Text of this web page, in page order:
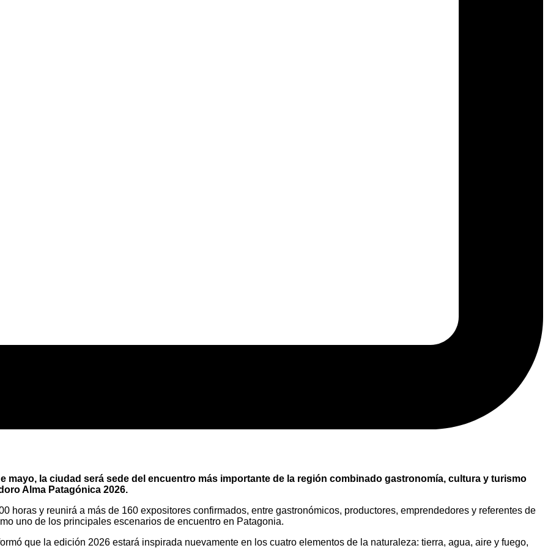
mayo, la ciudad será sede del encuentro más importante de la región combinado gastronomía, cultura y turismo
Alma Patagónica 2026.
horas y reunirá a más de 160 expositores confirmados, entre gastronómicos, productores, emprendedores y referentes de
uno de los principales escenarios de encuentro en Patagonia.
que la edición 2026 estará inspirada nuevamente en los cuatro elementos de la naturaleza: tierra, agua, aire y fuego,